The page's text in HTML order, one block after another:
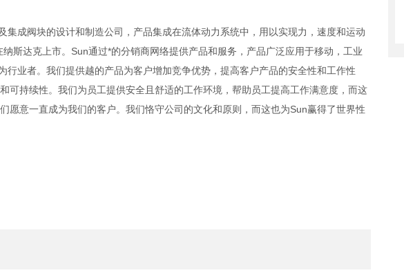
集成阀块的设计和制造公司，产品集成在流体动力系统中，用以实现力，速度和运动
斯达克上市。Sun通过*的分销商网络提供产品和服务，产品广泛应用于移动，工业
行业者。我们提供越的产品为客户增加竞争优势，提高客户产品的安全性和工作性
可持续性。我们为员工提供安全且舒适的工作环境，帮助员工提高工作满意度，而这
愿意一直成为我们的客户。我们恪守公司的文化和原则，而这也为Sun赢得了世界性